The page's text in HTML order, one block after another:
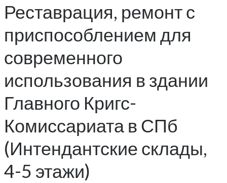
Реставрация, ремонт с
приспособлением для
современного
использования в здании
Главного Кригс-
Комиссариата в СПб
(Интендантские склады,
4-5 этажи)